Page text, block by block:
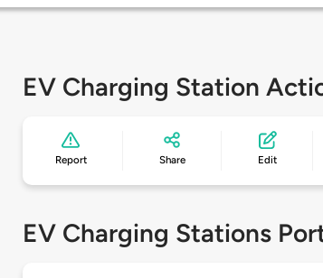
EV Charging Station
Report Share Edit
EV Charging Stations